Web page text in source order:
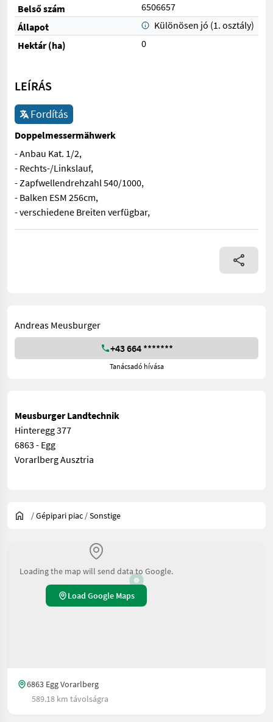
Belső szám
6506657
Állapot
Különösen jó (1. osztály)
Hektár (ha)
0
LEÍRÁS
Fordítás
Doppelmessermähwerk
- Anbau Kat. 1/2,
- Rechts-/Linkslauf,
- Zapfwellendrehzahl 540/1000,
- Balken ESM 256cm,
- verschiedene Breiten verfügbar,
- Anbau Kat. 1/2, - Rechts-/Linkslauf, - Zapfwellendrehzahl
Andreas Meusburger
+43 664 *******
Tanácsadó hívása
Meusburger Landtechnik
Hinteregg 377
6863 - Egg
Vorarlberg Ausztria
/Gépipari piac /Sonstige
Loading the map will send data to Google.
Load Google Maps
6863 Egg Vorarlberg
589.18 km távolságra